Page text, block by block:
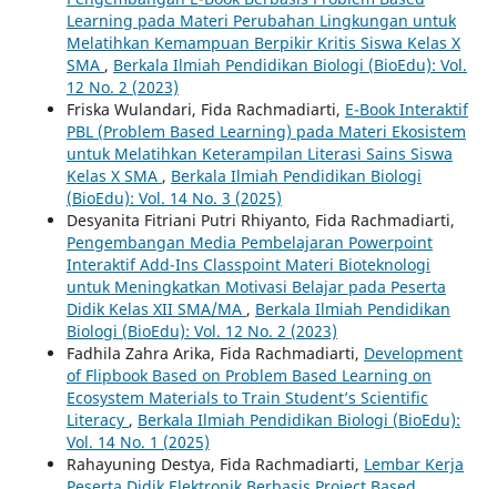
Learning pada Materi Perubahan Lingkungan untuk
Melatihkan Kemampuan Berpikir Kritis Siswa Kelas X
SMA , Berkala Ilmiah Pendidikan Biologi (BioEdu): Vol.
12 No. 2 (2023)
Friska Wulandari, Fida Rachmadiarti, E-Book Interaktif
PBL (Problem Based Learning) pada Materi Ekosistem
untuk Melatihkan Keterampilan Literasi Sains Siswa
Kelas X SMA , Berkala Ilmiah Pendidikan Biologi
(BioEdu): Vol. 14 No. 3 (2025)
Desyanita Fitriani Putri Rhiyanto, Fida Rachmadiarti,
Pengembangan Media Pembelajaran Powerpoint
Interaktif Add-Ins Classpoint Materi Bioteknologi
untuk Meningkatkan Motivasi Belajar pada Peserta
Didik Kelas XII SMA/MA , Berkala Ilmiah Pendidikan
Biologi (BioEdu): Vol. 12 No. 2 (2023)
Fadhila Zahra Arika, Fida Rachmadiarti, Development
of Flipbook Based on Problem Based Learning on
Ecosystem Materials to Train Student’s Scientific
Literacy , Berkala Ilmiah Pendidikan Biologi (BioEdu):
Vol. 14 No. 1 (2025)
Rahayuning Destya, Fida Rachmadiarti, Lembar Kerja